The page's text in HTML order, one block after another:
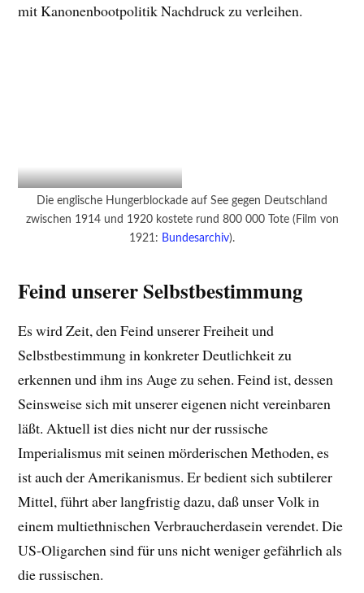
mit Kanonenbootpolitik Nachdruck zu verleihen.
Die englische Hungerblockade auf See gegen Deutschland
zwischen 1914 und 1920 kostete rund 800 000 Tote (Film von
1921: Bundesarchiv).
Feind unserer Selbstbestimmung
Es wird Zeit, den Feind unserer Freiheit und
Selbstbestimmung in konkreter Deutlichkeit zu
erkennen und ihm ins Auge zu sehen. Feind ist, dessen
Seinsweise sich mit unserer eigenen nicht vereinbaren
läßt. Aktuell ist dies nicht nur der russische
Imperialismus mit seinen mörderischen Methoden, es
ist auch der Amerikanismus. Er bedient sich subtilerer
Mittel, führt aber langfristig dazu, daß unser Volk in
einem multiethnischen Verbraucherdasein verendet. Die
US-Oligarchen sind für uns nicht weniger gefährlich als
die russischen.